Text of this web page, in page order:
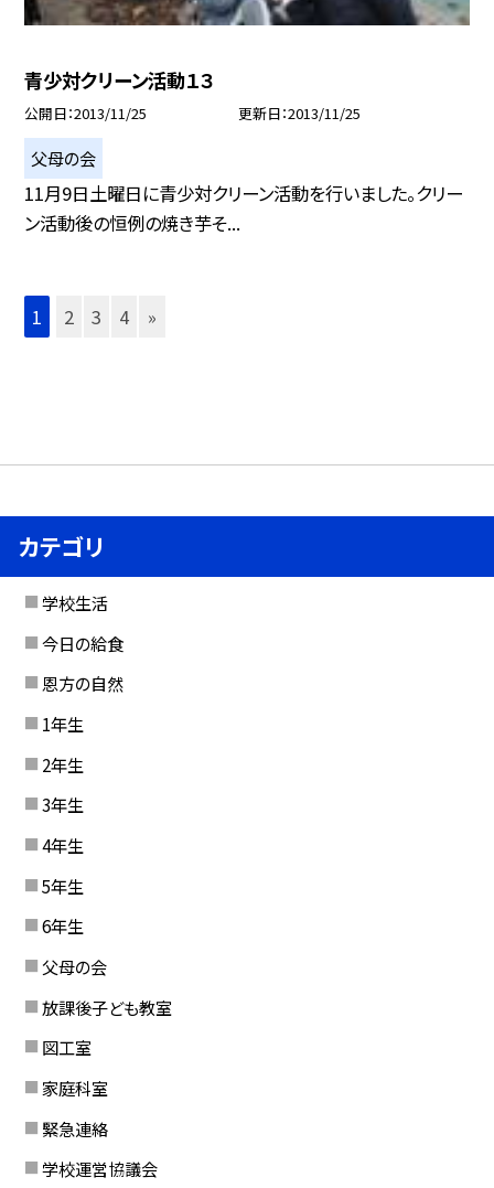
青少対クリーン活動１３
公開日 2013/11/25 更新日 2013/11/25
父母の会
11月9日土曜日に青少対クリーン活動を行いました。クリー
ン活動後の恒例の焼き芋そ...
1 2 3 4 »
カテゴリ
学校生活
今日の給食
恩方の自然
1年生
2年生
3年生
4年生
5年生
6年生
父母の会
放課後子ども教室
図工室
家庭科室
緊急連絡
学校運営協議会